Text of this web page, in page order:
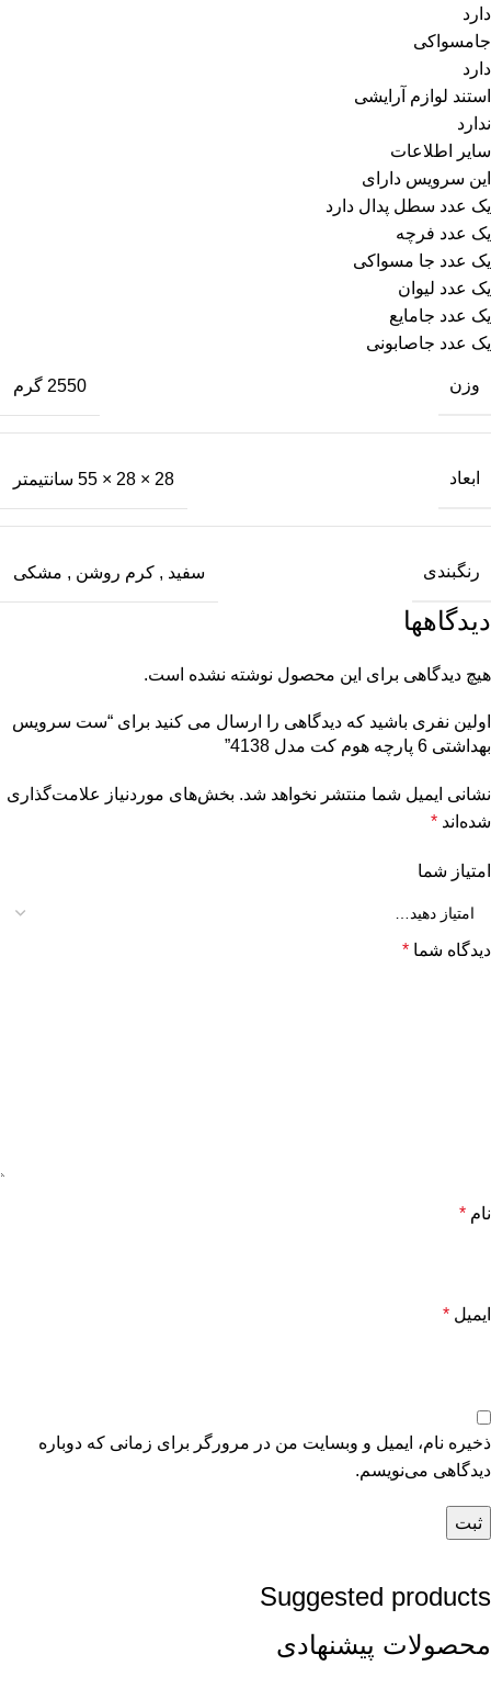
دارد
جامسواکی
دارد
استند لوازم آرایشی
ندارد
سایر اطلاعات
این سرویس دارای
یک عدد سطل پدال دارد
یک عدد فرچه
یک عدد جا مسواکی
یک عدد لیوان
یک عدد جامایع
یک عدد جاصابونی
وزن 2550 گرم
ابعاد 28 × 28 × 55 سانتیمتر
رنگبندی سفید , کرم روشن , مشکی
دیدگاهها
هیچ دیدگاهی برای این محصول نوشته نشده است.
اولین نفری باشید که دیدگاهی را ارسال می کنید برای “ست سرویس
بهداشتی 6 پارچه هوم کت مدل 4138”
نشانی ایمیل شما منتشر نخواهد شد. بخش‌های موردنیاز علامت‌گذاری
شده‌اند *
امتیاز شما
دیدگاه شما *
نام *
ایمیل *
ذخیره نام، ایمیل و وبسایت من در مرورگر برای زمانی که دوباره
دیدگاهی می‌نویسم.
Suggested products
محصولات پیشنهادی